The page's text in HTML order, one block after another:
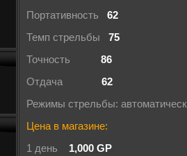
Портативность 62
Темп стрельбы 75
Точность 86
Отдача 62
Режимы стрельбы:
Цена в магазине:
1 день
1,000 GP